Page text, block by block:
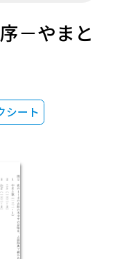
－やまと
シート